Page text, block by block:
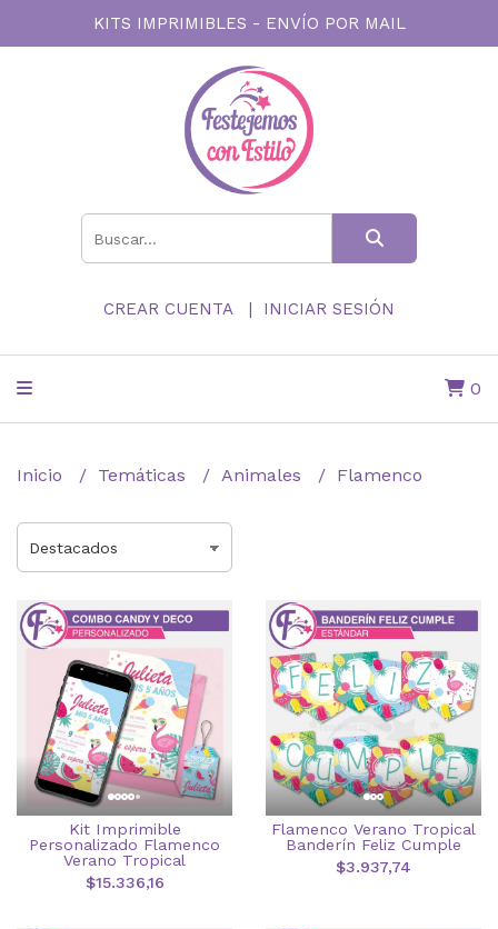
KITS IMPRIMIBLES - ENVÍO POR MAIL
CREAR CUENTA INICIAR SESIÓN
0
Inicio Temáticas Animales Flamenco
Kit Imprimible
Personalizado Flamenco
Verano Tropical
$15.336,16
Flamenco Verano Tropical
Banderín Feliz Cumple
$3.937,74